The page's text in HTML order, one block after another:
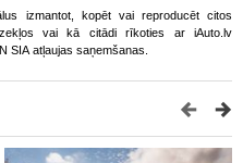
izmantot, kopēt vai reproducēt citos
vai kā citādi rīkoties ar iAuto.lv
SIA atļaujas saņemšanas.